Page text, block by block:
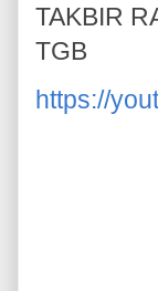
TAKBIR
TGB
https://